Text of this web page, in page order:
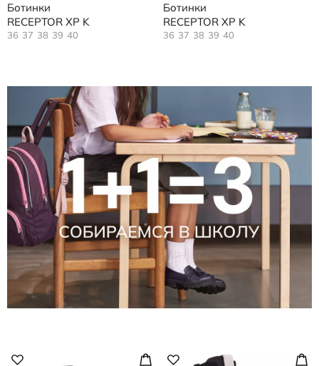
Ботинки
RECEPTOR XP K
36 37 38 39 40
Ботинки
RECEPTOR XP K
36 37 38 39 40